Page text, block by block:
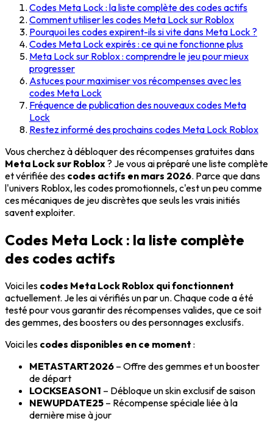
Codes Meta Lock : la liste complète des codes actifs
Comment utiliser les codes Meta Lock sur Roblox
Pourquoi les codes expirent-ils si vite dans Meta Lock ?
Codes Meta Lock expirés : ce qui ne fonctionne plus
Meta Lock sur Roblox : comprendre le jeu pour mieux
progresser
Astuces pour maximiser vos récompenses avec les
codes Meta Lock
Fréquence de publication des nouveaux codes Meta
Lock
Restez informé des prochains codes Meta Lock Roblox
Vous cherchez à débloquer des récompenses gratuites dans
Meta Lock sur Roblox? Je vous ai préparé une liste complète
et vérifiée des codes actifs en mars 2026. Parce que dans
l'univers Roblox, les codes promotionnels, c'est un peu comme
ces mécaniques de jeu discrètes que seuls les vrais initiés
savent exploiter.
Codes Meta Lock : la liste complète
des codes actifs
Voici les codes Meta Lock Roblox qui fonctionnent
actuellement. Je les ai vérifiés un par un. Chaque code a été
testé pour vous garantir des récompenses valides, que ce soit
des gemmes, des boosters ou des personnages exclusifs.
Voici les codes disponibles en ce moment :
METASTART2026 – Offre des gemmes et un booster
de départ
LOCKSEASON1 – Débloque un skin exclusif de saison
NEWUPDATE25 – Récompense spéciale liée à la
dernière mise à jour